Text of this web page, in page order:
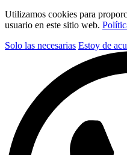
Utilizamos cookies para
usuario en este sitio web.
Solo las necesarias Estoy de